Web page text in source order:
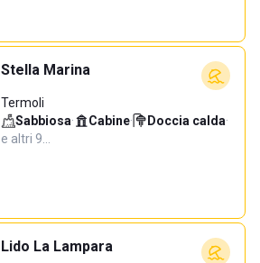
Stella Marina
Termoli
Sabbiosa· Cabine· Doccia calda·
e altri 9…
Lido La Lampara